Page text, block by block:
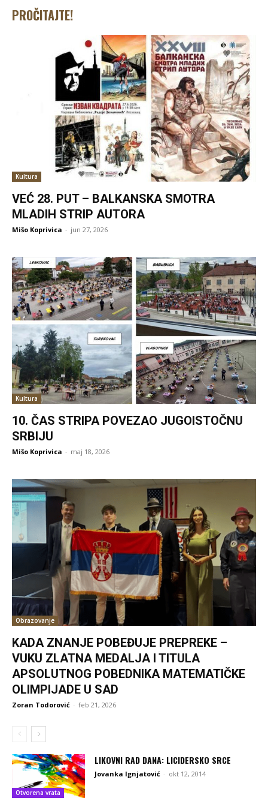
PROČITAJTE!
Kultura
VEĆ 28. PUT – BALKANSKA SMOTRA
MLADIH STRIP AUTORA
Mišo Koprivica - jun 27, 2026
Kultura
10. ČAS STRIPA POVEZAO JUGOISTOČNU
SRBIJU
Mišo Koprivica - maj 18, 2026
Obrazovanje
KADA ZNANJE POBEĐUJE PREPREKE –
VUKU ZLATNA MEDALJA I TITULA
APSOLUTNOG POBEDNIKA MATEMATIČKE
OLIMPIJADE U SAD
Zoran Todorović - feb 21, 2026
Otvorena vrata
LIKOVNI RAD DANA: LICIDERSKO SRCE
Jovanka Ignjatović - okt 12, 2014